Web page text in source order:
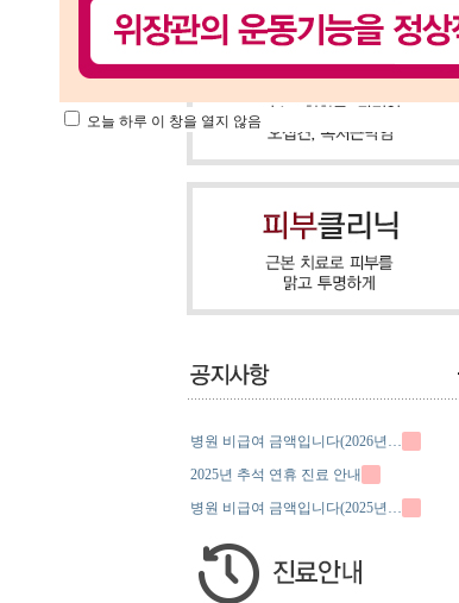
병원 비급여 금액입니다(2026년…
2025년 추석 연휴 진료 안내
병원 비급여 금액입니다(2025년…
오늘 하루 이 창을 열지 않음